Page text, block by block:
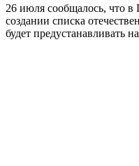
26 июля сообщалось, что в
создании списка
будет предустанавливать